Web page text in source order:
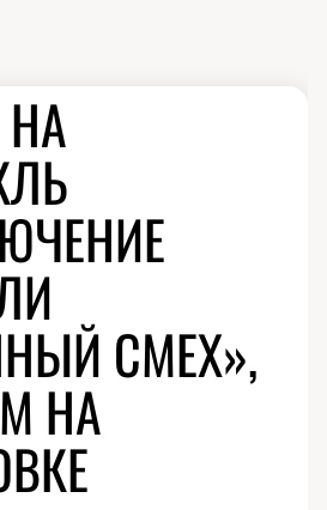
СМЕХ»,
НА